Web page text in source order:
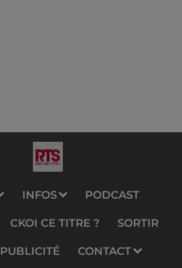
INFOS PODCAST
CKOI CE TITRE ? SORTIR
PUBLICITÉ CONTACT